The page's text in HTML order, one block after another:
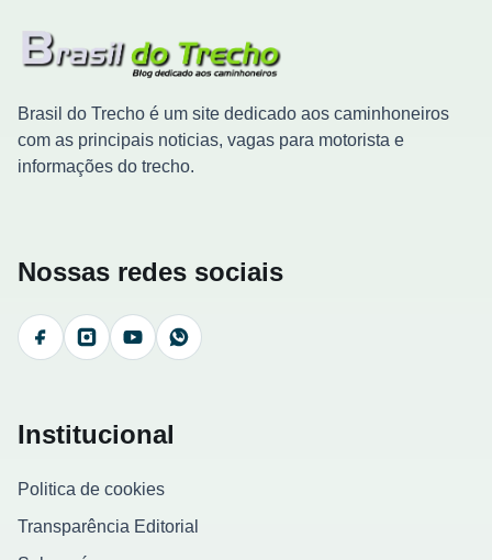
Brasil do Trecho é um site dedicado aos caminhoneiros
com as principais noticias, vagas para motorista e
informações do trecho.
Nossas redes sociais
FacebookInstagramYouTubeWhatsApp
Institucional
Politica de cookies
Transparência Editorial